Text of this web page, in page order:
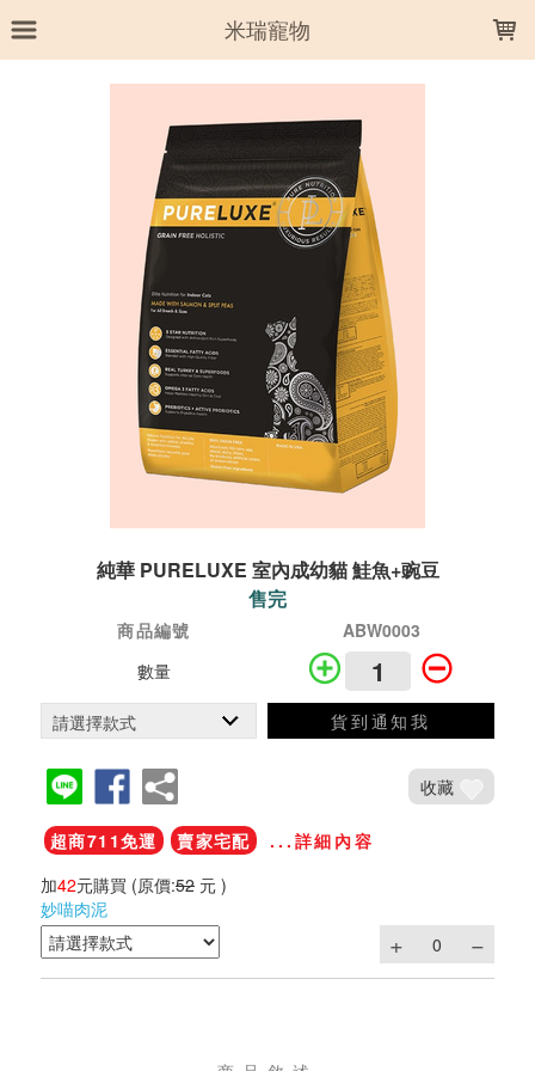
米瑞寵物
純華 PURELUXE 室內成幼貓 鮭魚+豌豆
售完
商品編號
ABW0003
數量
貨到通知我
收藏
超商711免運 賣家宅配
...詳細內容
加42元購買 (原價:52 元 )
妙喵肉泥